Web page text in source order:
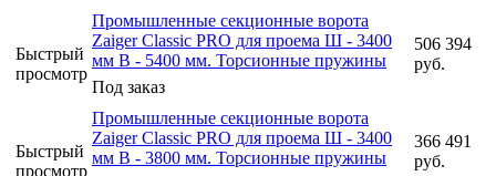
Быстрый
просмотр
Промышленные секционные ворота
Zaiger Classic PRO для проема Ш - 3400
мм В - 5400 мм. Торсионные пружины
Под заказ
506 394
руб.
Быстрый
просмотр
Промышленные секционные ворота
Zaiger Classic PRO для проема Ш - 3400
мм В - 3800 мм. Торсионные пружины
366 491
руб.